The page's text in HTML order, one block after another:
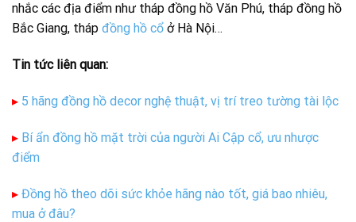
nhắc các địa điểm như tháp đồng hồ Văn Phú, tháp đồng hồ
Bắc Giang, tháp đồng hồ cổ ở Hà Nội…
Tin tức liên quan:
▸ 5 hãng đồng hồ decor nghệ thuật, vị trí treo tường tài lộc
▸ Bí ẩn đồng hồ mặt trời của người Ai Cập cổ, ưu nhược
điểm
▸ Đồng hồ theo dõi sức khỏe hãng nào tốt, giá bao nhiêu,
mua ở đâu?